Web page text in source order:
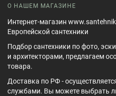
О НАШЕМ МАГАЗИНЕ
Интернет-магазин
Европейской сантехники
Подбор сантехники по фото,
и архитекторами, предлагаем
товара.
Доставка по РФ -
службами. Вы можете выбрать